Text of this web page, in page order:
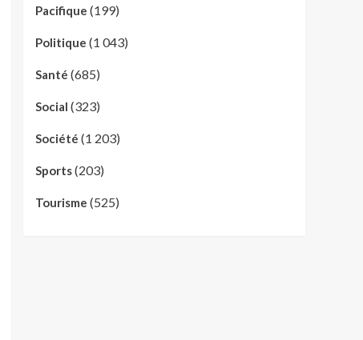
Pacifique (199)
Politique (1 043)
Santé (685)
Social (323)
Société (1 203)
Sports(203)
Tourisme (525)